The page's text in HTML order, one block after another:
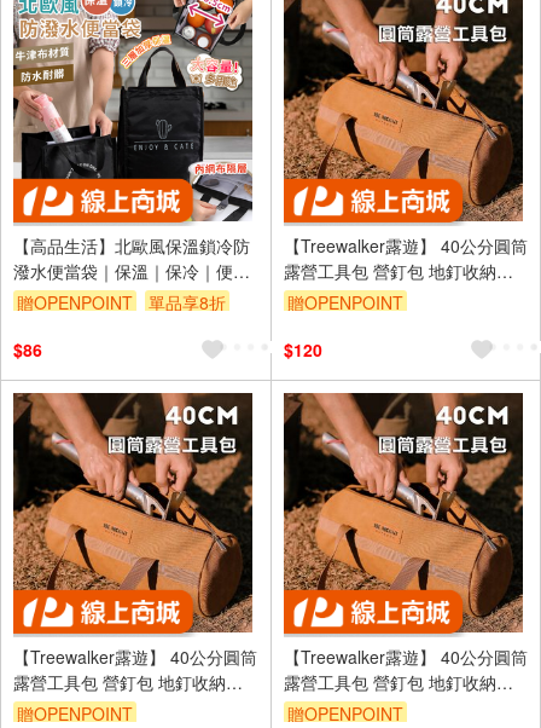
【高品生活】北歐風保溫鎖冷防
潑水便當袋｜保溫｜保冷｜便當
袋｜便當袋｜野餐袋｜保冷袋｜
贈OPENPOINT
單品享8折
$86
【Treewalker露遊】 40公分圓筒
露營工具包 營釘包 地釘收納包
露營配件雜物收納包 綠
贈OPENPOINT
$120
【Treewalker露遊】 40公分圓筒
露營工具包 營釘包 地釘收納包
露營配件雜物收納包 黑
贈OPENPOINT
【Treewalker露遊】 40公分圓筒
露營工具包 營釘包 地釘收納包
露營配件雜物收納包 沙
贈OPENPOINT